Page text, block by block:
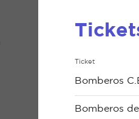
Ticket
Bomberos
Bomberos